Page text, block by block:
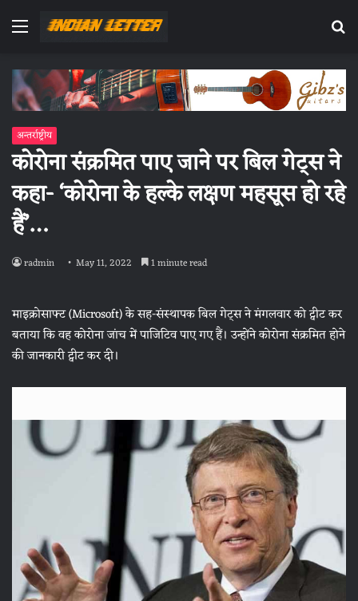
Menu
अन्तर्राष्ट्रीय
कोरोना संक्रमित पाए जाने पर बिल गेट्स ने
कहा- ‘कोरोना के हल्के लक्षण महसूस हो रहे
हैं’…
radmin May 11, 2022 1 minute read
माइक्रोसाफ्ट (Microsoft) के सह-संस्थापक बिल गेट्स ने मंगलवार को ट्वीट कर
बताया कि वह कोरोना जांच में पाजिटिव पाए गए हैं। उन्होंने कोरोना संक्रमित होने
की जानकारी ट्वीट कर दी।